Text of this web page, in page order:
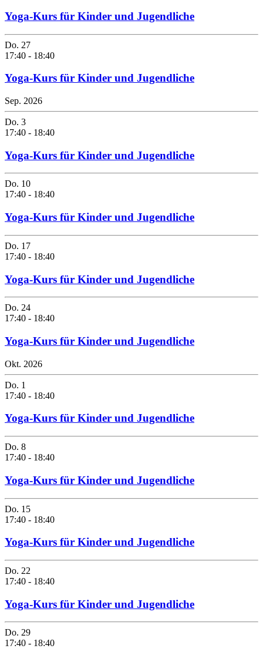
Yoga-Kurs für Kinder und Jugendliche
Do. 27
17:40 - 18:40
Yoga-Kurs für Kinder und Jugendliche
Sep. 2026
Do. 3
17:40 - 18:40
Yoga-Kurs für Kinder und Jugendliche
Do. 10
17:40 - 18:40
Yoga-Kurs für Kinder und Jugendliche
Do. 17
17:40 - 18:40
Yoga-Kurs für Kinder und Jugendliche
Do. 24
17:40 - 18:40
Yoga-Kurs für Kinder und Jugendliche
Okt. 2026
Do. 1
17:40 - 18:40
Yoga-Kurs für Kinder und Jugendliche
Do. 8
17:40 - 18:40
Yoga-Kurs für Kinder und Jugendliche
Do. 15
17:40 - 18:40
Yoga-Kurs für Kinder und Jugendliche
Do. 22
17:40 - 18:40
Yoga-Kurs für Kinder und Jugendliche
Do. 29
17:40 - 18:40